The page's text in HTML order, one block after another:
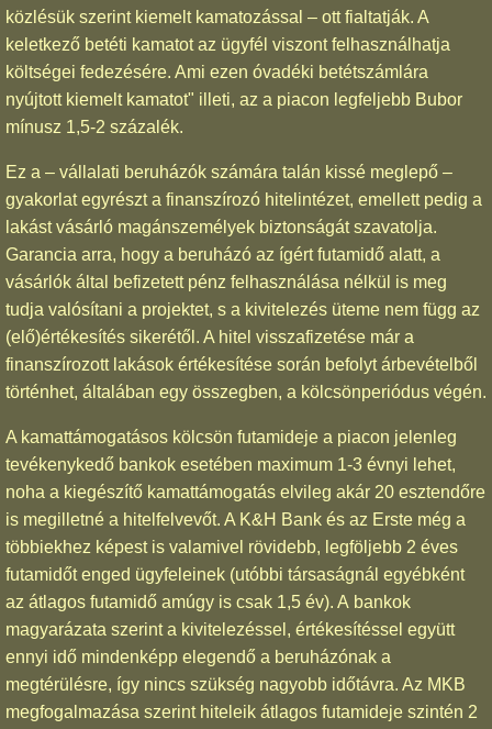
közlésük szerint kiemelt kamatozással – ott fialtatják. A
keletkező betéti kamatot az ügyfél viszont felhasználhatja
költségei fedezésére. Ami ezen óvadéki betétszámlára
nyújtott kiemelt kamatot" illeti, az a piacon legfeljebb Bubor
mínusz 1,5-2 százalék.
Ez a – vállalati beruházók számára talán kissé meglepő –
gyakorlat egyrészt a finanszírozó hitelintézet, emellett pedig a
lakást vásárló magánszemélyek biztonságát szavatolja.
Garancia arra, hogy a beruházó az ígért futamidő alatt, a
vásárlók által befizetett pénz felhasználása nélkül is meg
tudja valósítani a projektet, s a kivitelezés üteme nem függ az
(elő)értékesítés sikerétől. A hitel visszafizetése már a
finanszírozott lakások értékesítése során befolyt árbevételből
történhet, általában egy összegben, a kölcsönperiódus végén.
A kamattámogatásos kölcsön futamideje a piacon jelenleg
tevékenykedő bankok esetében maximum 1-3 évnyi lehet,
noha a kiegészítő kamattámogatás elvileg akár 20 esztendőre
is megilletné a hitelfelvevőt. A K&H Bank és az Erste még a
többiekhez képest is valamivel rövidebb, legföljebb 2 éves
futamidőt enged ügyfeleinek (utóbbi társaságnál egyébként
az átlagos futamidő amúgy is csak 1,5 év). A bankok
magyarázata szerint a kivitelezéssel, értékesítéssel együtt
ennyi idő mindenképp elegendő a beruházónak a
megtérülésre, így nincs szükség nagyobb időtávra. Az MKB
megfogalmazása szerint hiteleik átlagos futamideje szintén 2